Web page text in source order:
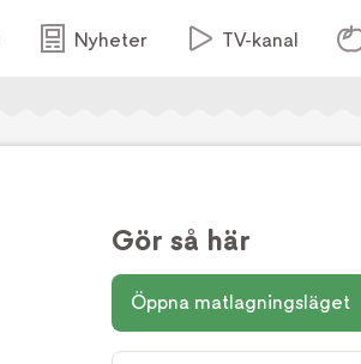
Nyheter TV-kanal
Gör så här
Öppna matlagningsläget